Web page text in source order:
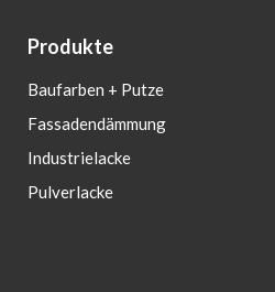
Produkte
Baufarben + Putze
Fassadendämmung
Industrielacke
Pulverlacke